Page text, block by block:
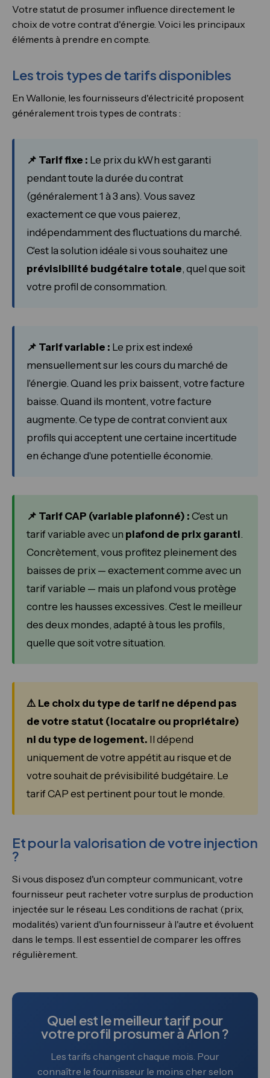
Votre statut de prosumer influence directement le
choix de votre contrat d'énergie. Voici les principaux
éléments à prendre en compte.
Les trois types de tarifs disponibles
En Wallonie, les fournisseurs d'électricité proposent
généralement trois types de contrats :
📌 Tarif fixe : Le prix du kWh est garanti
pendant toute la durée du contrat
(généralement 1 à 3 ans). Vous savez
exactement ce que vous paierez,
indépendamment des fluctuations du marché.
C'est la solution idéale si vous souhaitez une
prévisibilité budgétaire totale, quel que soit
votre profil de consommation.
📌 Tarif variable : Le prix est indexé
mensuellement sur les cours du marché de
l'énergie. Quand les prix baissent, votre facture
baisse. Quand ils montent, votre facture
augmente. Ce type de contrat convient aux
profils qui acceptent une certaine incertitude
en échange d'une potentielle économie.
📌 Tarif CAP (variable plafonné) : C'est un
tarif variable avec un plafond de prix garanti.
Concrètement, vous profitez pleinement des
baisses de prix — exactement comme avec un
tarif variable — mais un plafond vous protège
contre les hausses excessives. C'est le meilleur
des deux mondes, adapté à tous les profils,
quelle que soit votre situation.
⚠️ Le choix du type de tarif ne dépend pas
de votre statut (locataire ou propriétaire)
ni du type de logement. Il dépend
uniquement de votre appétit au risque et de
votre souhait de prévisibilité budgétaire. Le
tarif CAP est pertinent pour tout le monde.
Et pour la valorisation de votre injection
?
Si vous disposez d'un compteur communicant, votre
fournisseur peut racheter votre surplus de production
injectée sur le réseau. Les conditions de rachat (prix,
modalités) varient d'un fournisseur à l'autre et évoluent
dans le temps. Il est essentiel de comparer les offres
régulièrement.
Quel est le meilleur tarif pour
votre profil prosumer à Arlon ?
Les tarifs changent chaque mois. Pour
connaître le fournisseur le moins cher selon